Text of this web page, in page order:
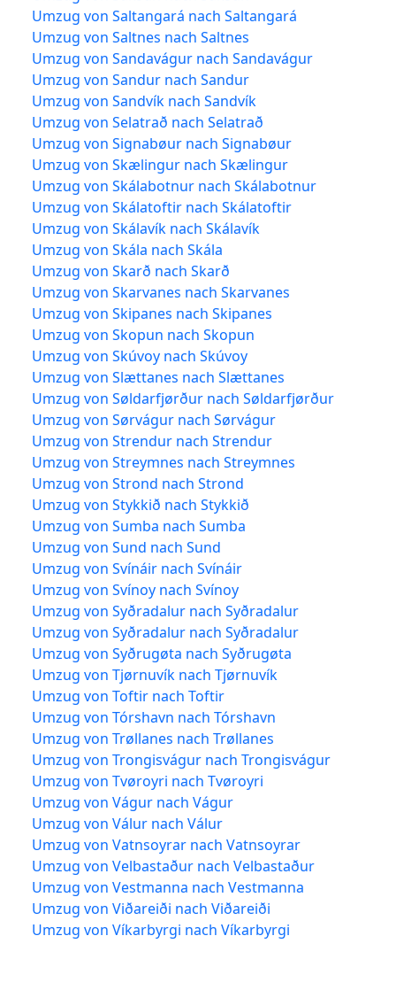
Umzug von Saltangará nach Saltangará
Umzug von Saltnes nach Saltnes
Umzug von Sandavágur nach Sandavágur
Umzug von Sandur nach Sandur
Umzug von Sandvík nach Sandvík
Umzug von Selatrað nach Selatrað
Umzug von Signabøur nach Signabøur
Umzug von Skælingur nach Skælingur
Umzug von Skálabotnur nach Skálabotnur
Umzug von Skálatoftir nach Skálatoftir
Umzug von Skálavík nach Skálavík
Umzug von Skála nach Skála
Umzug von Skarð nach Skarð
Umzug von Skarvanes nach Skarvanes
Umzug von Skipanes nach Skipanes
Umzug von Skopun nach Skopun
Umzug von Skúvoy nach Skúvoy
Umzug von Slættanes nach Slættanes
Umzug von Søldarfjørður nach Søldarfjørður
Umzug von Sørvágur nach Sørvágur
Umzug von Strendur nach Strendur
Umzug von Streymnes nach Streymnes
Umzug von Strond nach Strond
Umzug von Stykkið nach Stykkið
Umzug von Sumba nach Sumba
Umzug von Sund nach Sund
Umzug von Svínáir nach Svínáir
Umzug von Svínoy nach Svínoy
Umzug von Syðradalur nach Syðradalur
Umzug von Syðradalur nach Syðradalur
Umzug von Syðrugøta nach Syðrugøta
Umzug von Tjørnuvík nach Tjørnuvík
Umzug von Toftir nach Toftir
Umzug von Tórshavn nach Tórshavn
Umzug von Trøllanes nach Trøllanes
Umzug von Trongisvágur nach Trongisvágur
Umzug von Tvøroyri nach Tvøroyri
Umzug von Vágur nach Vágur
Umzug von Válur nach Válur
Umzug von Vatnsoyrar nach Vatnsoyrar
Umzug von Velbastaður nach Velbastaður
Umzug von Vestmanna nach Vestmanna
Umzug von Viðareiði nach Viðareiði
Umzug von Víkarbyrgi nach Víkarbyrgi